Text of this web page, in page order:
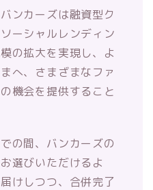
ンカーズは融資型ク
ーシャルレンディン
の拡大を実現し、よ
へ、さまざまなファ
機会を提供すること
の間、バンカーズの
選びいただけるよ
けしつつ、合併完了